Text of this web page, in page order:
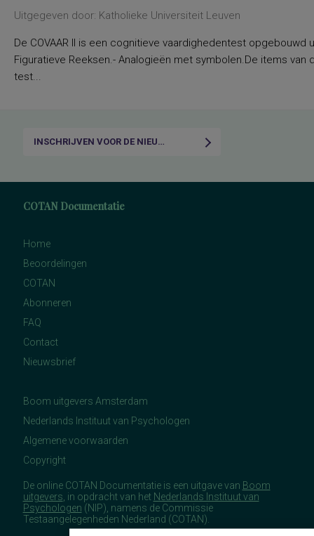
Uitgegeven door: Katholieke Universiteit Leuven
De COVAAR II is een cognitieve vaardighedentest
Figuratieve Reeksen.- Analogieën met symbolen.De items
test...
INSCHRIJVEN VOOR DE NIEUWSBRIEF
COTAN Documentatie
Home
Beoordelingen
COTAN
Abonneren
FAQ
Contact
Nieuwsbrief
Boom uitgevers Amsterdam
Nederlands Instituut van Psychologen
Algemene voorwaarden
Copyright
De online COTAN Documentatie is een uitgave van Boom
uitgevers , in opdracht van het Nederlands Instituut van
Psychologen (NIP), namens de Commissie
Testaangelegenheden Nederland (COTAN).